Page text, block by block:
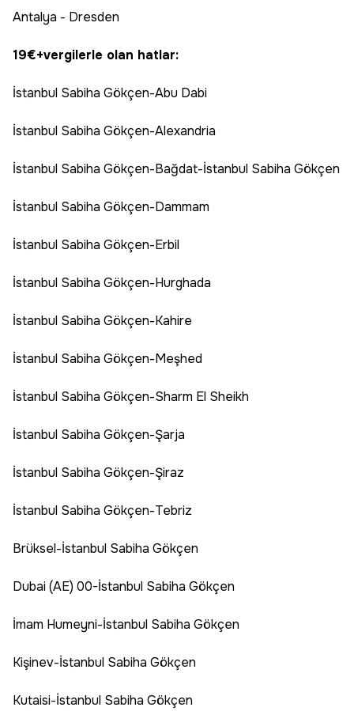
Antalya - Dresden
19€+vergilerle olan hatlar:
İstanbul Sabiha Gökçen-Abu Dabi
İstanbul Sabiha Gökçen-Alexandria
İstanbul Sabiha Gökçen-Bağdat-İstanbul Sabiha Gökçen
İstanbul Sabiha Gökçen-Dammam
İstanbul Sabiha Gökçen-Erbil
İstanbul Sabiha Gökçen-Hurghada
İstanbul Sabiha Gökçen-Kahire
İstanbul Sabiha Gökçen-Meşhed
İstanbul Sabiha Gökçen-Sharm El Sheikh
İstanbul Sabiha Gökçen-Şarja
İstanbul Sabiha Gökçen-Şiraz
İstanbul Sabiha Gökçen-Tebriz
Brüksel-İstanbul Sabiha Gökçen
Dubai (AE) 00-İstanbul Sabiha Gökçen
İmam Humeyni-İstanbul Sabiha Gökçen
Kişinev-İstanbul Sabiha Gökçen
Kutaisi-İstanbul Sabiha Gökçen